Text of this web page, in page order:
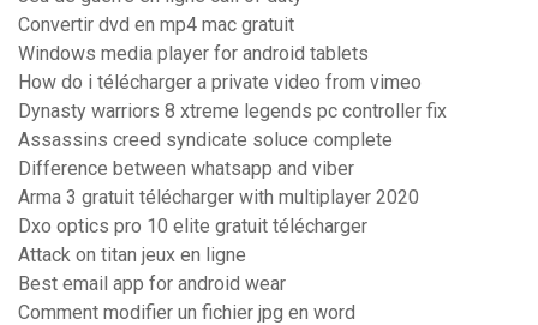
Convertir dvd en mp4 mac gratuit
Windows media player for android tablets
How do i télécharger a private video from vimeo
Dynasty warriors 8 xtreme legends pc controller fix
Assassins creed syndicate soluce complete
Difference between whatsapp and viber
Arma 3 gratuit télécharger with multiplayer 2020
Dxo optics pro 10 elite gratuit télécharger
Attack on titan jeux en ligne
Best email app for android wear
Comment modifier un fichier jpg en word